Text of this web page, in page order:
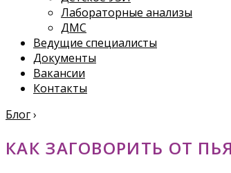
Лабораторные анализы
ДМС
Ведущие специалисты
Документы
Вакансии
Контакты
Блог›
КАК ЗАГОВОРИТЬ ОТ